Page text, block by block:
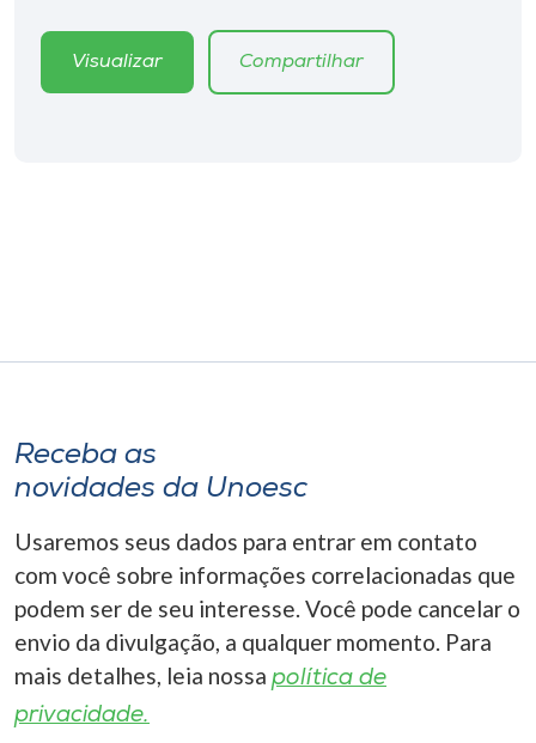
Visualizar Compartilhar
Receba as
novidades da Unoesc
Usaremos seus dados para entrar em contato
com você sobre informações correlacionadas que
podem ser de seu interesse. Você pode cancelar o
envio da divulgação, a qualquer momento. Para
mais detalhes, leia nossa política de
privacidade.